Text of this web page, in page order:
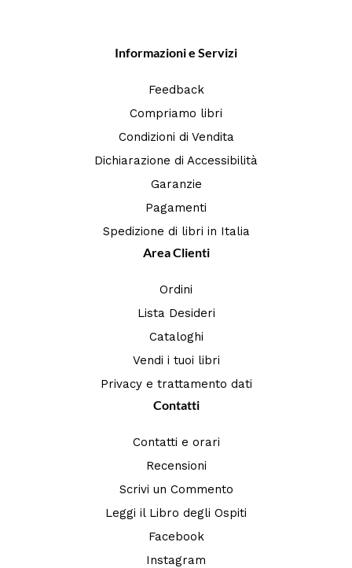
Informazioni e Servizi
Feedback
Compriamo libri
Condizioni di Vendita
Dichiarazione di Accessibilità
Garanzie
Pagamenti
Spedizione di libri in Italia
Area Clienti
Ordini
Lista Desideri
Cataloghi
Vendi i tuoi libri
Privacy e trattamento dati
Contatti
Contatti e orari
Recensioni
Scrivi un Commento
Leggi il Libro degli Ospiti
Facebook
Instagram